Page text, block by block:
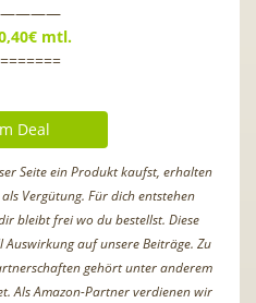
mtl.
Deal
Seite ein Produkt kaufst, erhalten
Vergütung. Für dich entstehen
bleibt frei wo du bestellst. Diese
auf unsere Beiträge. Zu
gehört unter anderem
Als Amazon-Partner verdienen wir